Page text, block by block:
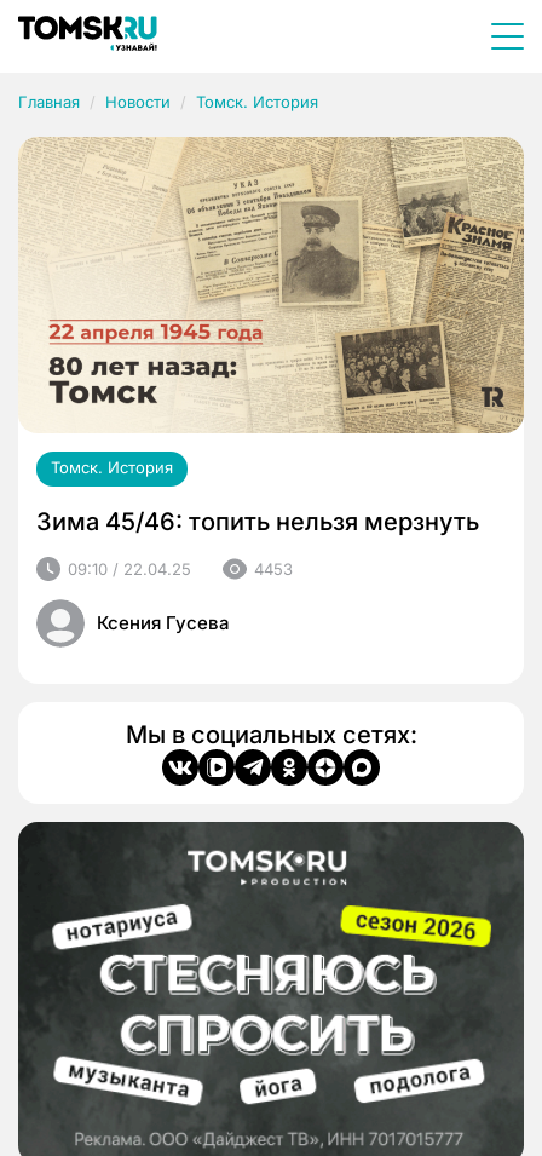
Главная Новости Томск. История
Томск. История
Зима 45/46: топить нельзя мерзнуть
09:10 / 22.04.25 4453
Ксения Гусева
Мы в социальных сетях: